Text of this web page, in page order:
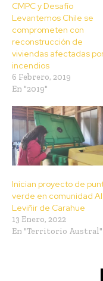
CMPC y Desafío
Levantemos Chile se
comprometen con
reconstrucción de
viviendas afectadas
incendios
6 Febrero, 2019
En "2019"
Inician proyecto de
verde en comunidad
Leviñir de Carahue
13 Enero, 2022
En "Territorio Austral"